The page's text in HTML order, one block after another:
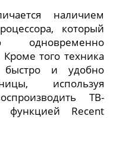
наличием
который
одновременно
того техника
быстро и удобно
используя
ТВ-
функцией Recent